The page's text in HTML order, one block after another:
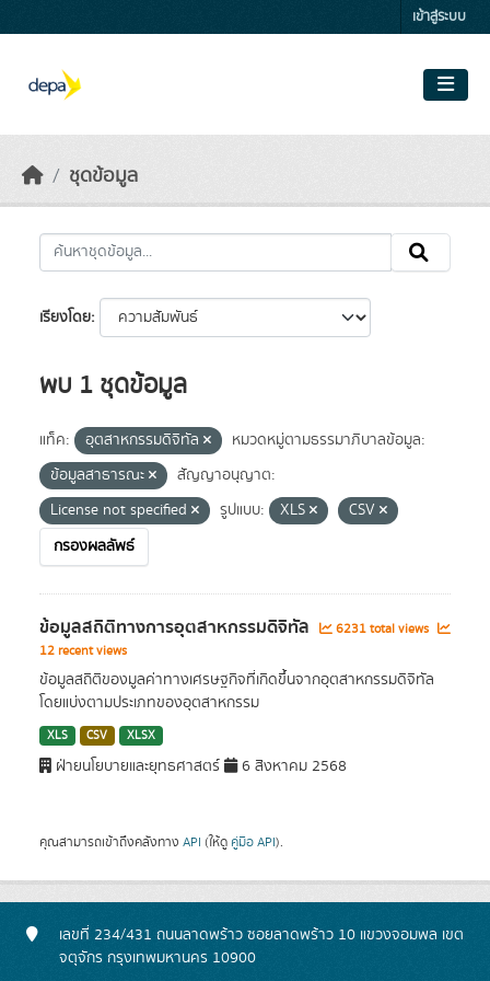
เข้าสู่ระบบ
ชุดข้อมูล
เรียงโดย
พบ 1 ชุดข้อมูล
แท็ค: อุตสาหกรรมดิจิทัล
หมวดหมู่ตามธรรมาภิบาลข้อมูล:
ข้อมูลสาธารณะ
สัญญาอนุญาต:
License not specified
รูปแบบ: XLS
CSV
กรองผลลัพธ์
ข้อมูลสถิติทางการอุตสาหกรรมดิจิทัล
6231 total views
12 recent views
ข้อมูลสถิติของมูลค่าทางเศรษฐกิจที่เกิดขึ้นจากอุตสาหกรรมดิจิทัล
โดยแบ่งตามประเภทของอุตสาหกรรม
XLS CSV XLSX
ฝ่ายนโยบายและยุทธศาสตร์ 6 สิงหาคม 2568
คุณสามารถเข้าถึงคลังทาง API (ให้ดู คู่มือ API).
เลขที่ 234/431 ถนนลาดพร้าว ซอยลาดพร้าว 10 แขวงจอมพล เขต
จตุจักร กรุงเทพมหานคร 10900